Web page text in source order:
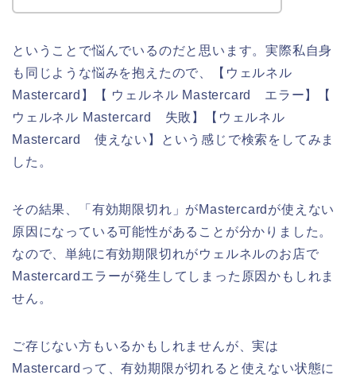
ということで悩んでいるのだと思います。実際私自身
も同じような悩みを抱えたので、【ウェルネル
Mastercard】【 ウェルネル Mastercard エラー】【
ウェルネル Mastercard 失敗】【ウェルネル
Mastercard 使えない】という感じで検索をしてみま
した。
その結果、「有効期限切れ」がMastercardが使えない
原因になっている可能性があることが分かりました。
なので、単純に有効期限切れがウェルネルのお店で
Mastercardエラーが発生してしまった原因かもしれま
せん。
ご存じない方もいるかもしれませんが、実は
Mastercardって、有効期限が切れると使えない状態に